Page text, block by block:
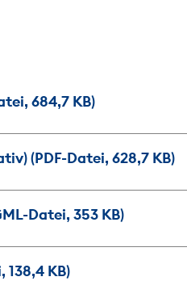
684,7 KB)
(PDF-Datei, 628,7 KB)
Datei, 353 KB)
138,4 KB)